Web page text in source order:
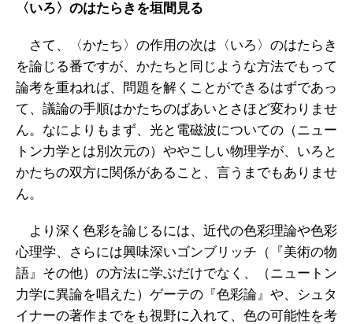
〈いろ〉のはたらきを垣間見る
さて、〈かたち〉の作用の次は〈いろ〉のはたらき
を論じる番ですが、かたちと同じような方法でもって
論考を重ねれば、問題を解くことができるはずであっ
て、議論の手順はかたちのばあいとさほど変わりませ
ん。なによりもまず、光と電磁波についての（ニュー
トン力学とは別次元の）ややこしい物理学が、いろと
かたちの双方に関係があること、言うまでもありませ
ん。
より深く色彩を論じるには、近代の色彩理論や色彩
心理学、さらには興味深いゴンブリッチ（『美術の物
語』その他）の方法に学ぶだけでなく、（ニュートン
力学に異論を唱えた）ゲーテの『色彩論』や、シュタ
イナーの著作までをも視野に入れて、色の可能性を考